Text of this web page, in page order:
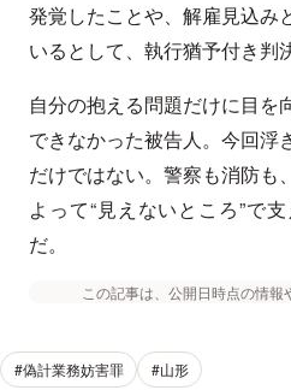
発覚したことや、解雇見込み
いるとして、執行猶予付き判
自分の抱える問題だけに目を
できなかった被告人。今回浮
だけではない。警察も消防も
よって“見えないところ”で
だ。
この記事は、公開日時点の情報
#偽計業務妨害罪 #山形